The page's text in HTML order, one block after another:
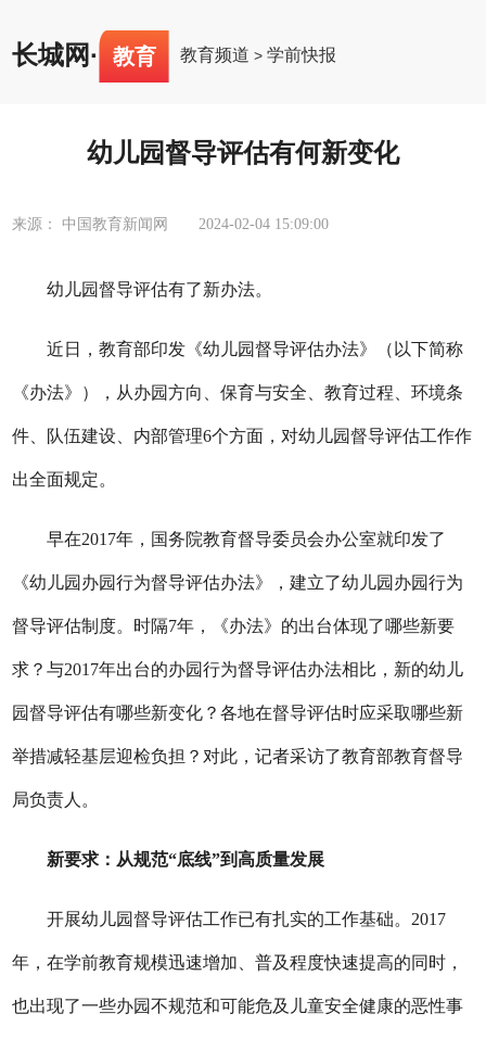
长城网· 教育 教育频道 >学前快报
幼儿园督导评估有何新变化
来源： 中国教育新闻网 2024-02-04 15:09:00
幼儿园督导评估有了新办法。
近日，教育部印发《幼儿园督导评估办法》（以下简称
《办法》），从办园方向、保育与安全、教育过程、环境条
件、队伍建设、内部管理6个方面，对幼儿园督导评估工作作
出全面规定。
早在2017年，国务院教育督导委员会办公室就印发了
《幼儿园办园行为督导评估办法》，建立了幼儿园办园行为
督导评估制度。时隔7年，《办法》的出台体现了哪些新要
求？与2017年出台的办园行为督导评估办法相比，新的幼儿
园督导评估有哪些新变化？各地在督导评估时应采取哪些新
举措减轻基层迎检负担？对此，记者采访了教育部教育督导
局负责人。
新要求：从规范“底线”到高质量发展
开展幼儿园督导评估工作已有扎实的工作基础。2017
年，在学前教育规模迅速增加、普及程度快速提高的同时，
也出现了一些办园不规范和可能危及儿童安全健康的恶性事